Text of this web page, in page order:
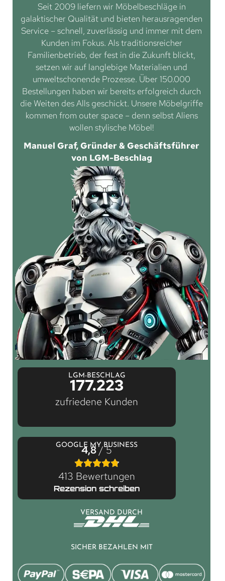
Seit 2009 liefern wir Möbelbeschläge in
galaktischer Qualität und bieten herausragenden
Service – schnell, zuverlässig und immer mit dem
Kunden im Fokus. Als traditionsreicher
Familienbetrieb, der fest in die Zukunft blickt,
setzen wir auf langlebige Materialien und
umweltschonende Prozesse. Über 150.000
Bestellungen haben wir bereits erfolgreich durch
die Weiten des Alls geschickt. Unsere Möbelgriffe
kommen from outer space – denn selbst Aliens
wollen stylische Möbel!
Manuel Graf, Gründer & Geschäftsführer
von LGM-Beschlag
LGM-BESCHLAG
177.223
zufriedene Kunden
GOOGLE MY BUSINESS
4,8/ 5
413 Bewertungen
Rezension schreiben
VERSAND DURCH
SICHER BEZAHLEN MIT